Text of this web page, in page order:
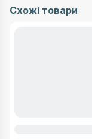
Схожі товари